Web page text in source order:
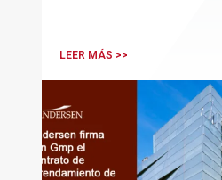
jurídico y académico
LEER MÁS >>